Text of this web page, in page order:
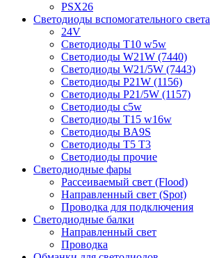
PSX26
Светодиоды вспомогательного света
24V
Светодиоды T10 w5w
Светодиоды W21W (7440)
Светодиоды W21/5W (7443)
Светодиоды P21W (1156)
Светодиоды P21/5W (1157)
Светодиоды c5w
Светодиоды T15 w16w
Светодиоды BA9S
Светодиоды T5 T3
Светодиоды прочие
Светодиодные фары
Рассеиваемый свет (Flood)
Направленный свет (Spot)
Проводка для подключения
Светодиодные балки
Направленный свет
Проводка